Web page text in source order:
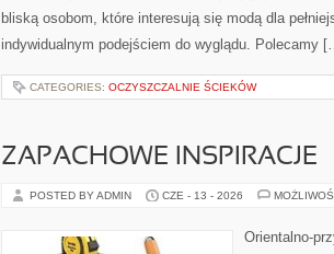
bliską osobom, które interesują się modą dla
indywidualnym podejściem do wyglądu. Polecamy
CATEGORIES: OCZYSZCZALNIE ŚCIEKÓW
ZAPACHOWE INSPIRACJE
POSTED BY ADMIN CZE - 13 - 2026
Orientalno-